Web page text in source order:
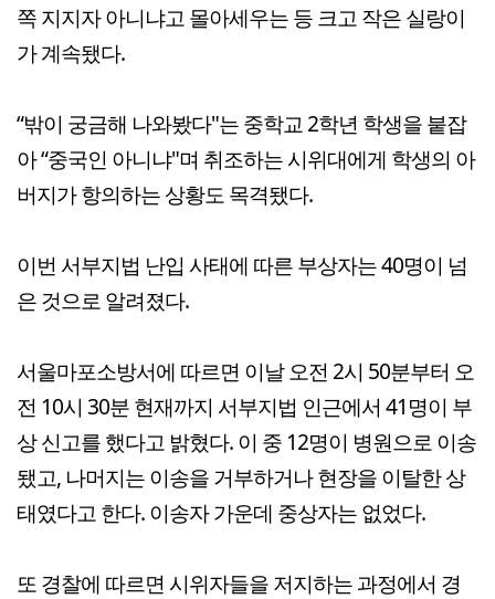
쪽 지지자 아니냐고 몰아세우는 등 크고 작은 실랑이
가 계속됐다.
“밖이 궁금해 나와봤다"는 중학교 2학년 학생을 붙잡
아 “중국인 아니냐"며 취조하는 시위대에게 학생의 아
버지가 항의하는 상황도 목격됐다.
이번 서부지법 난입 사태에 따른 부상자는 40명이 넘
은 것으로 알려졌다.
서울마포소방서에 따르면 이날 오전 2시 50분부터 오
전 10시 30분 현재까지 서부지법 인근에서 41명이 부
상 신고를 했다고 밝혔다. 이 중 12명이 병원으로 이송
됐고, 나머지는 이송을 거부하거나 현장을 이탈한 상
태였다고 한다. 이송자 가운데 중상자는 없었다.
또 경찰에 따르면 시위자들을 저지하는 과정에서 경